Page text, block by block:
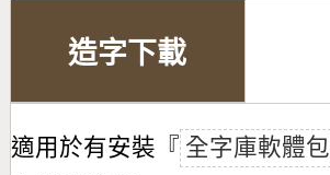
造字下載
適用於有安裝『 全字庫軟體包